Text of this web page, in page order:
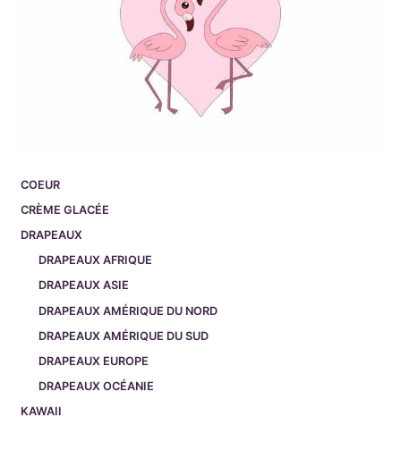
COEUR
CRÈME GLACÉE
DRAPEAUX
DRAPEAUX AFRIQUE
DRAPEAUX ASIE
DRAPEAUX AMÉRIQUE DU NORD
DRAPEAUX AMÉRIQUE DU SUD
DRAPEAUX EUROPE
DRAPEAUX OCÉANIE
KAWAII